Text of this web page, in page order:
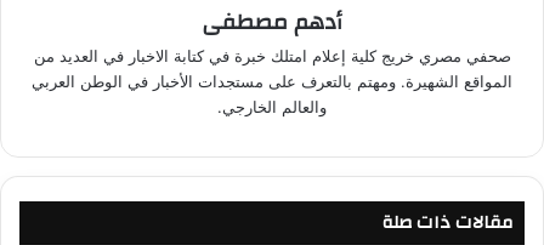
أدهم مصطفى
صحفي مصري خريج كلية إعلام امتلك خبرة في كتابة الاخبار في العديد من
المواقع الشهيرة. ومهتم بالتعرف على مستجدات الأخبار في الوطن العربي
والعالم الخارجي.
مقالات ذات صلة